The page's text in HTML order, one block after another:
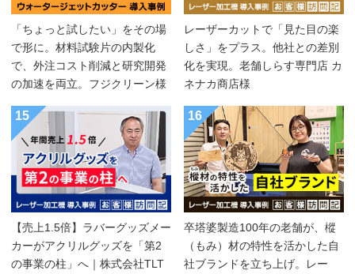
「ちょっと試したい」をその場
で形に。材料試験片の内製化
で、外注コスト削減と研究開発
の加速を両立。フジクリーン様
レーザーカットで「見た目の楽
しさ」をプラス。他社との差別
化を実現。老舗しらす専門店 カ
ネナカ商店様
15
【売上1.5倍】ラバーグッズメー
カーがアクリルグッズを「第2
の事業の柱」へ｜株式会社TLT
16
卒塔婆製造100年の老舗が、樅
（もみ）材の特性を活かした自
社ブランドを立ち上げ。レー